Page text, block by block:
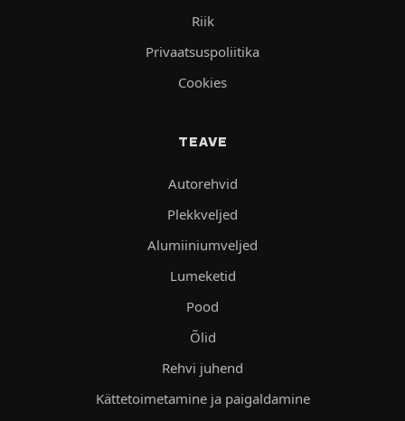
Riik
Privaatsuspoliitika
Cookies
TEAVE
Autorehvid
Plekkveljed
Alumiiniumveljed
Lumeketid
Pood
Õlid
Rehvi juhend
Kättetoimetamine ja paigaldamine